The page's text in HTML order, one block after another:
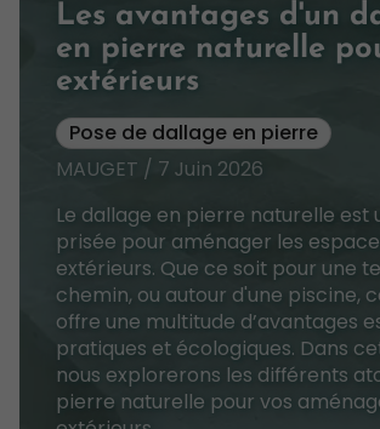
Les avantages d'un
en pierre naturelle
extérieurs
Pose de dallage en pierre
MAUGET / 7 Juin 2026
Le dallage en pierre naturelle est
prisée pour aménager les
extérieurs. Que ce soit pour une
chemin, ou autour d'une piscine,
offre une multitude d’avantages
pratiques et écologiques. Dans
nous explorerons les différents
pierre naturelle pour vos